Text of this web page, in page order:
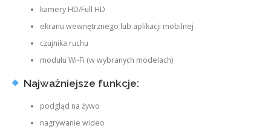
kamery HD/Full HD
ekranu wewnętrznego lub aplikacji mobilnej
czujnika ruchu
modułu Wi-Fi (w wybranych modelach)
Najważniejsze funkcje:
podgląd na żywo
nagrywanie wideo